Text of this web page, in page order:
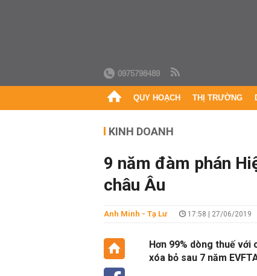
0975798489
QUY HOẠCH THỊ TRƯỜNG
KINH DOANH
9 năm đàm phán
châu Âu
Anh Minh - Tạ Lư 17:58 | 27/06/2019
Hơn 99% dòng thuế với
xóa bỏ sau 7 năm